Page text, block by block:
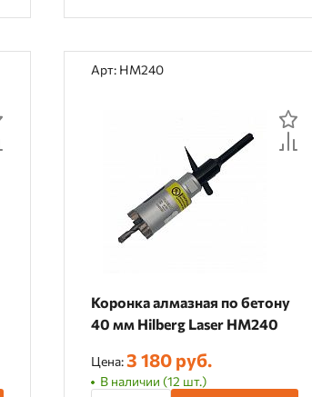
Арт: HM240
Коронка алмазная по бетону
40 мм Hilberg Laser HM240
Цена:3 180 руб.
В наличии (12 шт.)